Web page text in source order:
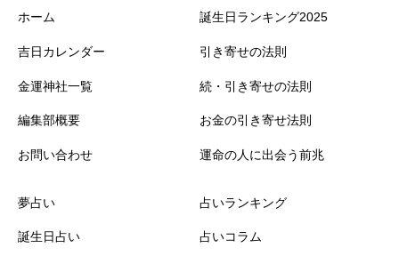
ホーム
吉日カレンダー
金運神社一覧
編集部概要
お問い合わせ
誕生日ランキング2025
引き寄せの法則
続・引き寄せの法則
お金の引き寄せ法則
運命の人に出会う前兆
夢占い
誕生日占い
占いランキング
占いコラム